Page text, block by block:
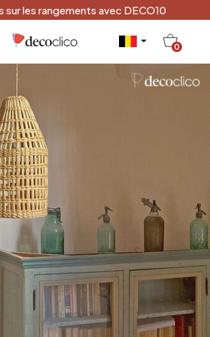
sur les rangements avec DECO10
0